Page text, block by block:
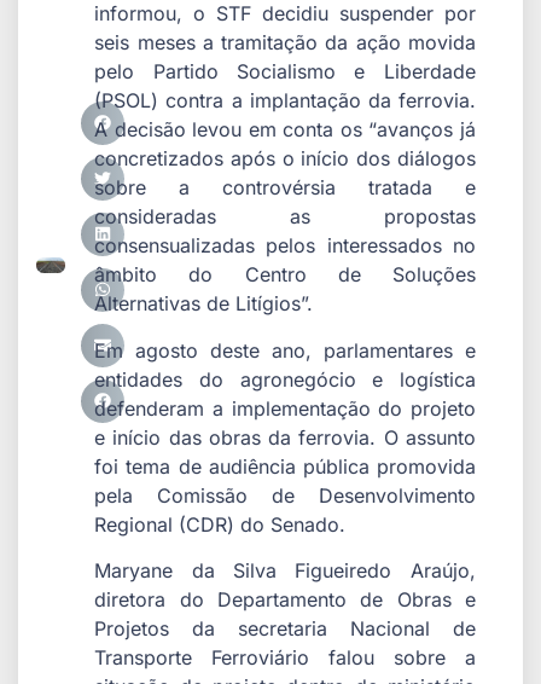
informou, o STF decidiu suspender por
seis meses a tramitação da ação movida
pelo Partido Socialismo e Liberdade
(PSOL) contra a implantação da ferrovia.
A decisão levou em conta os “avanços já
concretizados após o início dos diálogos
sobre a controvérsia tratada e
consideradas as propostas
consensualizadas pelos interessados no
âmbito do Centro de Soluções
Alternativas de Litígios”.
Em agosto deste ano, parlamentares e
entidades do agronegócio e logística
defenderam a implementação do projeto
e início das obras da ferrovia. O assunto
foi tema de audiência pública promovida
pela Comissão de Desenvolvimento
Regional (CDR) do Senado.
Maryane da Silva Figueiredo Araújo,
diretora do Departamento de Obras e
Projetos da secretaria Nacional de
Transporte Ferroviário falou sobre a